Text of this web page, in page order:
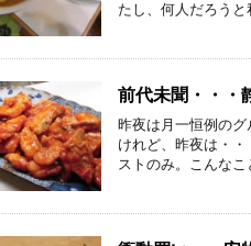
たし、何人だろう
前代未聞・・・
昨夜は月一恒例のグ
けれど、昨夜は・
ストのみ。こんな